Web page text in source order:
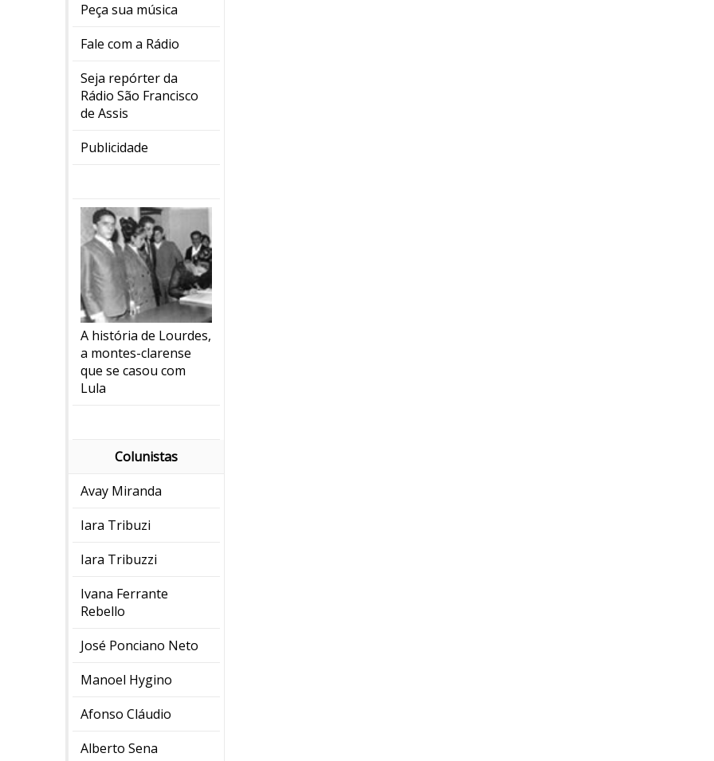
Peça sua música
Fale com a Rádio
Seja repórter da
Rádio São Francisco
de Assis
Publicidade
A história de Lourdes,
a montes-clarense
que se casou com
Lula
Colunistas
Avay Miranda
Iara Tribuzi
Iara Tribuzzi
Ivana Ferrante
Rebello
José Ponciano Neto
Manoel Hygino
Afonso Cláudio
Alberto Sena